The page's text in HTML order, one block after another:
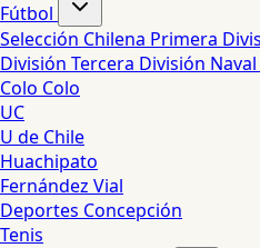
Fútbol
Selección Chilena Primera
División Tercera División Naval
Colo Colo
UC
U de Chile
Huachipato
Fernández Vial
Deportes Concepción
Tenis